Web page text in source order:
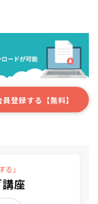
員登録する【無料】
る」
座